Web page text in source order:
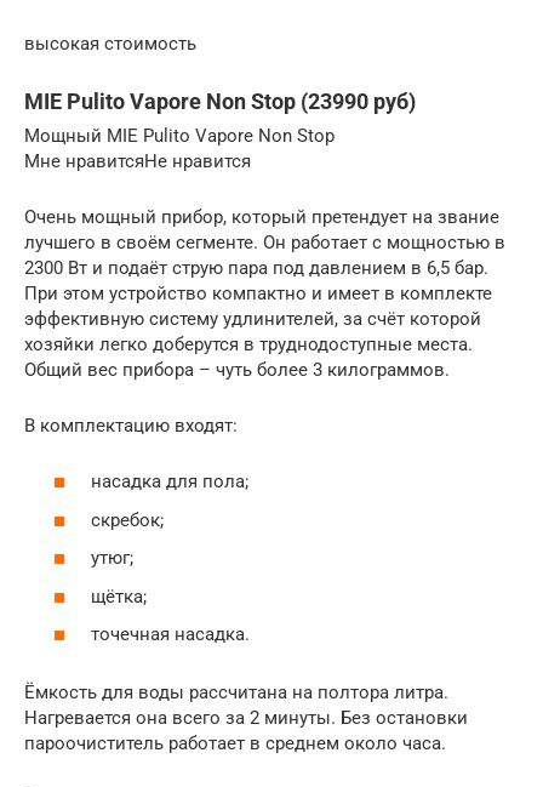
высокая стоимость
MIE Pulito Vapore Non Stop (23990 руб)
Мощный MIE Pulito Vapore Non Stop
Мне нравитсяНе нравится
Очень мощный прибор, который претендует на звание
лучшего в своём сегменте. Он работает с мощностью в
2300 Вт и подаёт струю пара под давлением в 6,5 бар.
При этом устройство компактно и имеет в комплекте
эффективную систему удлинителей, за счёт которой
хозяйки легко доберутся в труднодоступные места.
Общий вес прибора – чуть более 3 килограммов.
В комплектацию входят:
насадка для пола;
скребок;
утюг;
щётка;
точечная насадка.
Ёмкость для воды рассчитана на полтора литра.
Нагревается она всего за 2 минуты. Без остановки
пароочиститель работает в среднем около часа.